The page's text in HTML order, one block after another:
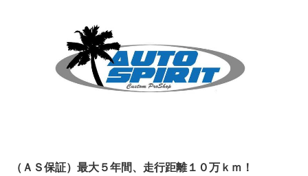
（ＡＳ保証）最大５年間、走行距離１０万ｋｍ！